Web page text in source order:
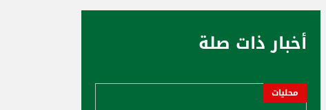
أخبار ذات صلة
محليات